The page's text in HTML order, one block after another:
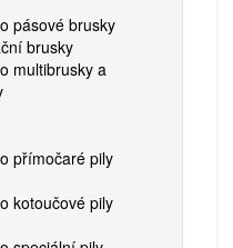
pásové brusky
brusky
multibrusky a
přímočaré pily
kotoučové pily